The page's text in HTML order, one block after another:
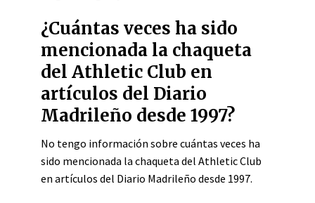
¿Cuántas veces ha sido
mencionada la chaqueta
del Athletic Club en
artículos del Diario
Madrileño desde 1997?
No tengo información sobre cuántas veces ha
sido mencionada la chaqueta del Athletic Club
en artículos del Diario Madrileño desde 1997.